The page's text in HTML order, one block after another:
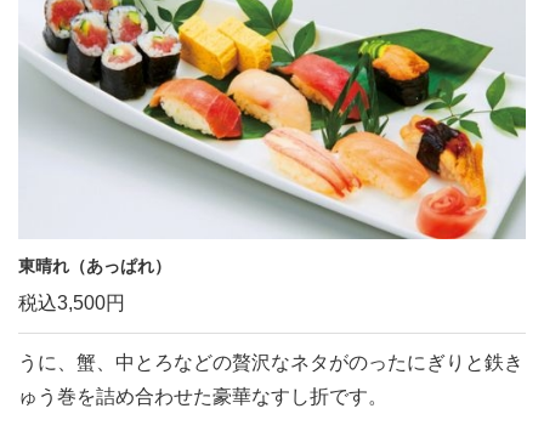
東晴れ（あっぱれ）
税込3,500円
うに、蟹、中とろなどの贅沢なネタがのったにぎりと鉄き
ゅう巻を詰め合わせた豪華なすし折です。